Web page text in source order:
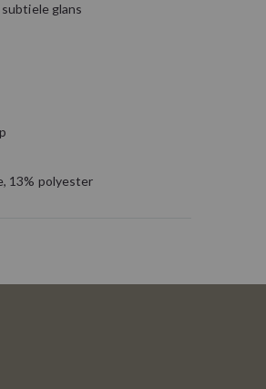
glans
13% polyester